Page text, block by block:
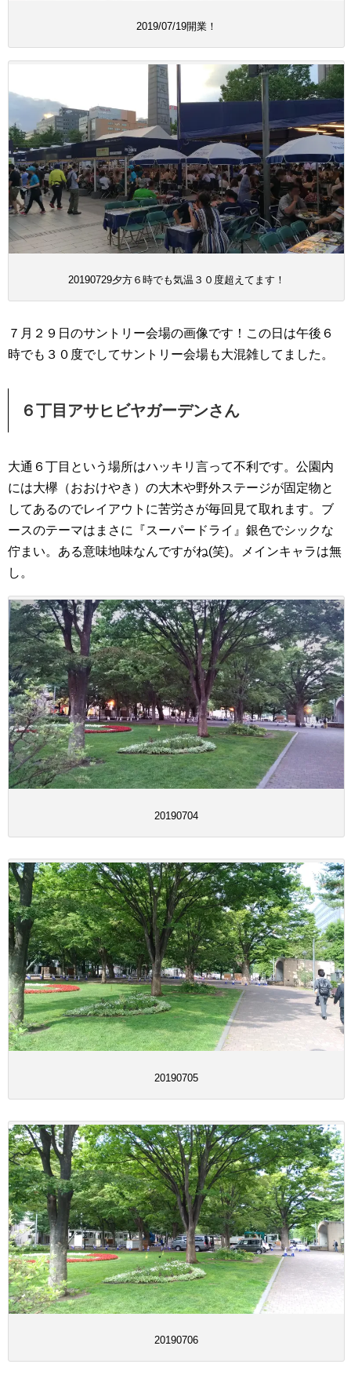
2019/07/19開業！
20190729夕方６時でも気温３０度超えてます！
７月２９日のサントリー会場の画像です！この日は午後６
時でも３０度でしてサントリー会場も大混雑してました。
６丁目アサヒビヤガーデンさん
大通６丁目という場所はハッキリ言って不利です。公園内
には大欅（おおけやき）の大木や野外ステージが固定物と
してあるのでレイアウトに苦労さが毎回見て取れます。ブ
ースのテーマはまさに『スーパードライ』銀色でシックな
佇まい。ある意味地味なんですがね(笑)。メインキャラは無
し。
20190704
20190705
20190706